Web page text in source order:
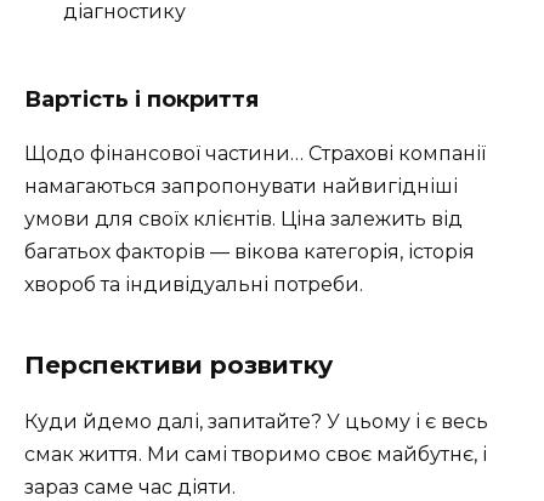
діагностику
Вартість і покриття
Щодо фінансової частини… Страхові компанії
намагаються запропонувати найвигідніші
умови для своїх клієнтів. Ціна залежить від
багатьох факторів — вікова категорія, історія
хвороб та індивідуальні потреби.
Перспективи розвитку
Куди йдемо далі, запитайте? У цьому і є весь
смак життя. Ми самі творимо своє майбутнє, і
зараз саме час діяти.